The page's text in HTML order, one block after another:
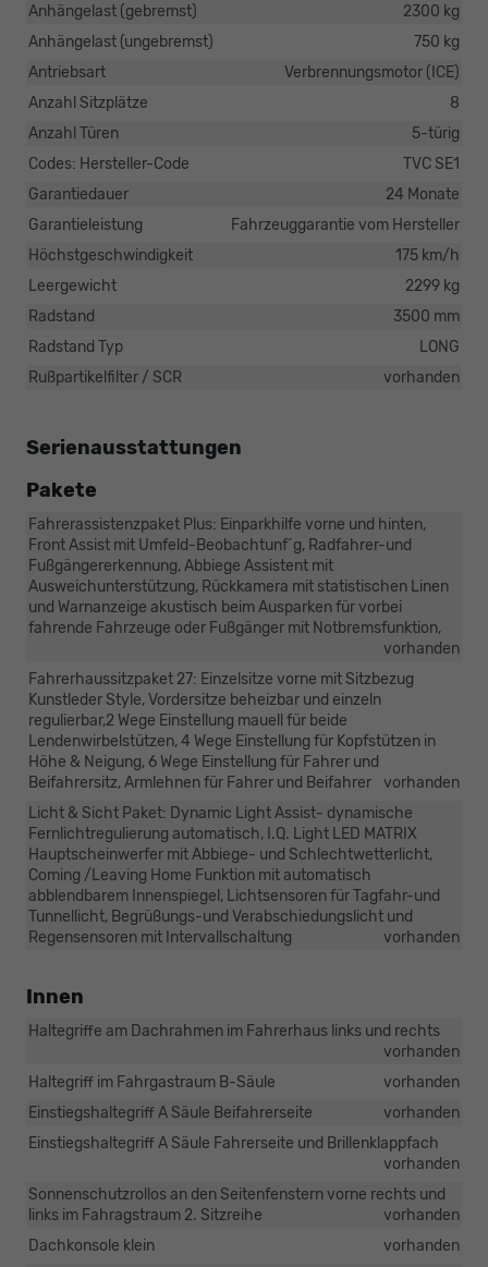
Anhängelast (gebremst)
2300 kg
Anhängelast (ungebremst)
750 kg
Antriebsart
Verbrennungsmotor (ICE)
Anzahl Sitzplätze
8
Anzahl Türen
5-türig
Codes: Hersteller-Code
TVC SE1
Garantiedauer
24 Monate
Garantieleistung
Fahrzeuggarantie vom Hersteller
Höchstgeschwindigkeit
175 km/h
Leergewicht
2299 kg
Radstand
3500 mm
Radstand Typ
LONG
Rußpartikelfilter / SCR
vorhanden
Serienausstattungen
Pakete
Fahrerassistenzpaket Plus: Einparkhilfe vorne und hinten,
Front Assist mit Umfeld-Beobachtunf´g, Radfahrer-und
Fußgängererkennung, Abbiege Assistent mit
Ausweichunterstützung, Rückkamera mit statistischen Linen
und Warnanzeige akustisch beim Ausparken für vorbei
fahrende Fahrzeuge oder Fußgänger mit Notbremsfunktion,
vorhanden
Fahrerhaussitzpaket 27: Einzelsitze vorne mit Sitzbezug
Kunstleder Style, Vordersitze beheizbar und einzeln
regulierbar,2 Wege Einstellung mauell für beide
Lendenwirbelstützen, 4 Wege Einstellung für Kopfstützen in
Höhe & Neigung, 6 Wege Einstellung für Fahrer und
Beifahrersitz, Armlehnen für Fahrer und Beifahrer
vorhanden
Licht & Sicht Paket: Dynamic Light Assist- dynamische
Fernlichtregulierung automatisch, I.Q. Light LED MATRIX
Hauptscheinwerfer mit Abbiege- und Schlechtwetterlicht,
Coming /Leaving Home Funktion mit automatisch
abblendbarem Innenspiegel, Lichtsensoren für Tagfahr-und
Tunnellicht, Begrüßungs-und Verabschiedungslicht und
Regensensoren mit Intervallschaltung
vorhanden
Innen
Haltegriffe am Dachrahmen im Fahrerhaus links und rechts
vorhanden
Haltegriff im Fahrgastraum B-Säule
vorhanden
Einstiegshaltegriff A Säule Beifahrerseite
vorhanden
Einstiegshaltegriff A Säule Fahrerseite und Brillenklappfach
vorhanden
Sonnenschutzrollos an den Seitenfenstern vorne rechts und
links im Fahragstraum 2. Sitzreihe
vorhanden
Dachkonsole klein
vorhanden